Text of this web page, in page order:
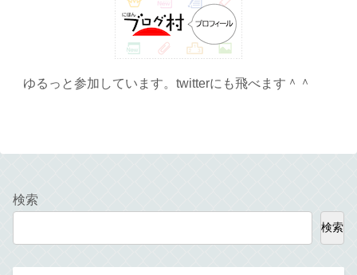
ゆるっと参加しています。twitterにも飛べます＾＾
検索
検索